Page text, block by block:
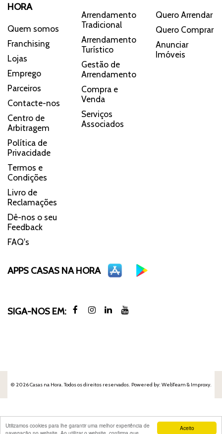
Aceito
Utilizamos cookies para lhe garantir uma melhor experiência de
HORA
Quem somos
Franchising
Lojas
Emprego
Parceiros
Contacte-nos
Centro de
Arbitragem
Política de
Privacidade
Termos e
Condições
Livro de
Reclamações
Dê-nos o seu
Feedback
FAQ's
Arrendamento
Tradicional
Arrendamento
Turístico
Gestão de
Arrendamento
Compra e
Venda
Serviços
Associados
Quero Arrendar
Quero Comprar
Anunciar
Imóveis
APPS CASAS NA HORA
SIGA-NOS EM:
© 2026 Casas na Hora. Todos os direitos reservados. Powered by: WebTeam & Improxy.